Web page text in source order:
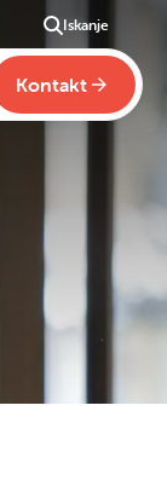
Iskanje
Kontakt